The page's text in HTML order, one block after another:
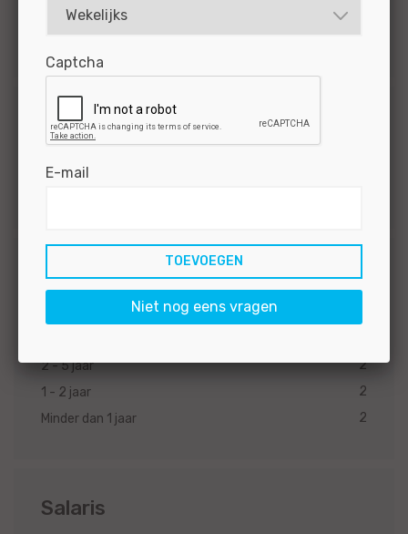
Technisch 2
Opleidingsniveau
Werkervaring
10 en meer jaar
2 - 5 jaar
2
1 - 2 jaar
2
Minder dan 1 jaar
2
Salaris
Captcha
E-mail
Niet nog eens vragen